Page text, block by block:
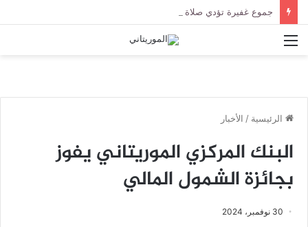
القائمة
الرئيسية / الأخبار
البنك المركزي الموريتاني يفوز
بجائزة الشمول المالي
30 نوفمبر، 2024